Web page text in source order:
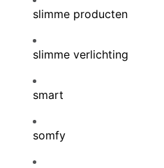
slimme producten
slimme verlichting
smart
somfy